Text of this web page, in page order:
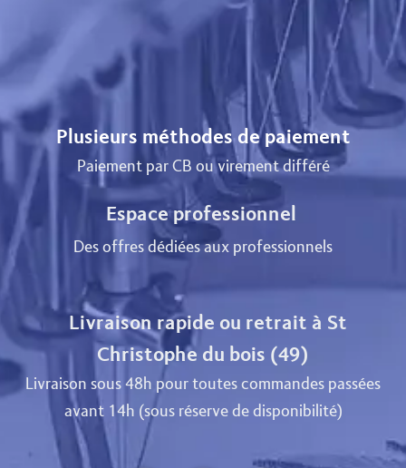
Plusieurs méthodes de paiement
Paiement par CB ou virement différé
Espace professionnel
Des offres dédiées aux professionnels
Livraison rapide ou retrait à St
Christophe du bois (49)
Livraison sous 48h pour toutes commandes passées
avant 14h (sous réserve de disponibilité)